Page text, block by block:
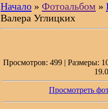
Начало » Фотоальбом »
Валера Углицких
Просмотров: 499 | Размеры:
Просмотреть